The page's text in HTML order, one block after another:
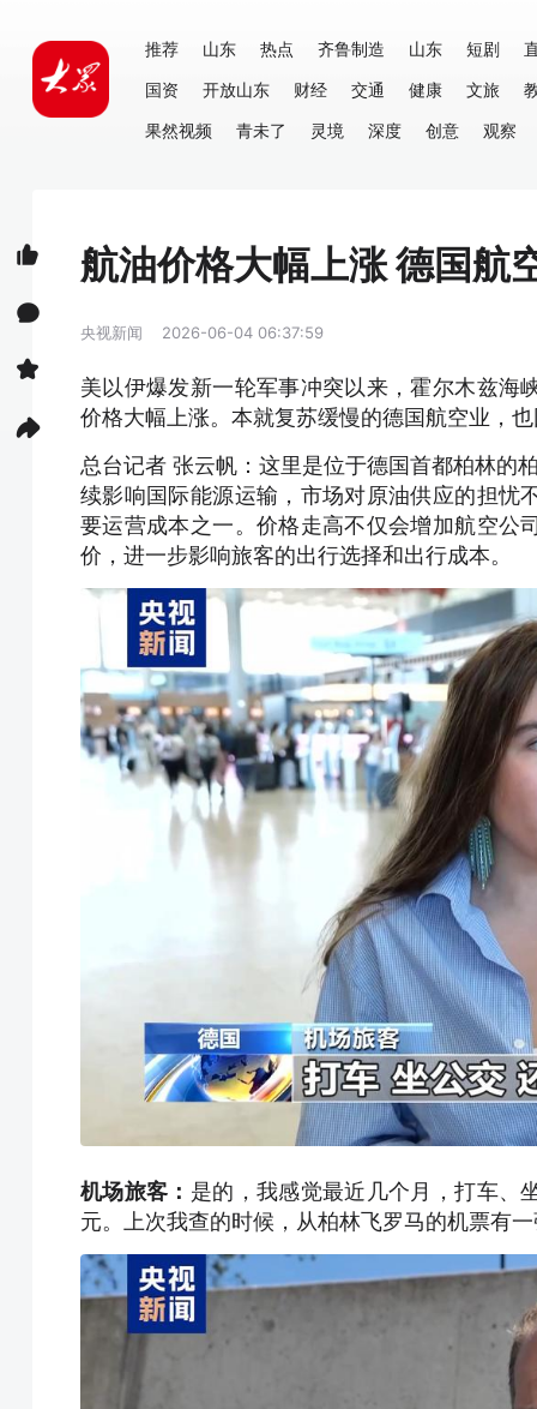
推荐 山东 热点 齐鲁制造 山东 短剧
国资
开放山东 财经 交通 健康 文旅
果然视频
青未了 灵境 深度 创意 观察
航油价格大幅上涨 德国航
央视新闻 2026-06-04 06:37:59
美以伊爆发新一轮军事冲突以来，霍尔木兹海
价格大幅上涨。本就复苏缓慢的德国航空业，
总台记者 张云帆：这里是位于德国首都柏林的
续影响国际能源运输，市场对原油供应的担忧
要运营成本之一。价格走高不仅会增加航空公
价，进一步影响旅客的出行选择和出行成本。
机场旅客： 是的，我感觉最近几个月，打车、
元。上次我查的时候，从柏林飞罗马的机票有